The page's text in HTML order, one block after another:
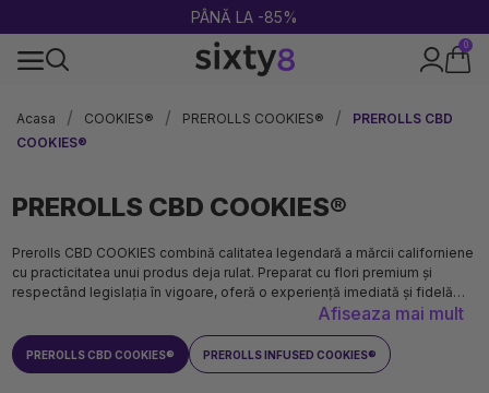
ULTIMA RUNDĂ DE REDUCERI DE VARĂ!
0
Acasa
COOKIES® PREROLLS COOKIES®
PREROLLS CBD
COOKIES®
PREROLLS CBD COOKIES®
Prerolls CBD COOKIES combină calitatea legendară a mărcii californiene
cu practicitatea unui produs deja rulat. Preparat cu flori premium și
respectând legislația în vigoare, oferă o experiență imediată și fidelă
Afiseaza mai mult
PREROLLS CBD COOKIES® PREROLLS INFUSED COOKIES®